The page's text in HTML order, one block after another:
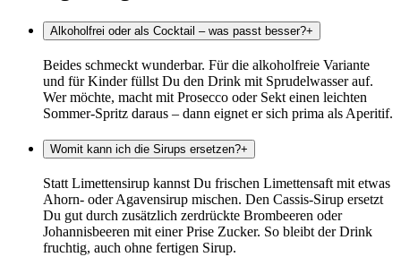
Alkoholfrei oder als Cocktail – was passt besser?+
Beides schmeckt wunderbar. Für die alkoholfreie Variante
und für Kinder füllst Du den Drink mit Sprudelwasser auf.
Wer möchte, macht mit Prosecco oder Sekt einen leichten
Sommer-Spritz daraus – dann eignet er sich prima als Aperitif.
Womit kann ich die Sirups ersetzen?+
Statt Limettensirup kannst Du frischen Limettensaft mit etwas
Ahorn- oder Agavensirup mischen. Den Cassis-Sirup ersetzt
Du gut durch zusätzlich zerdrückte Brombeeren oder
Johannisbeeren mit einer Prise Zucker. So bleibt der Drink
fruchtig, auch ohne fertigen Sirup.